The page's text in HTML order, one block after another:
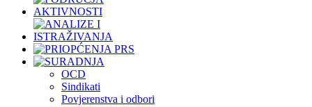
OCD
Sindikati
Povjerenstva i odbori